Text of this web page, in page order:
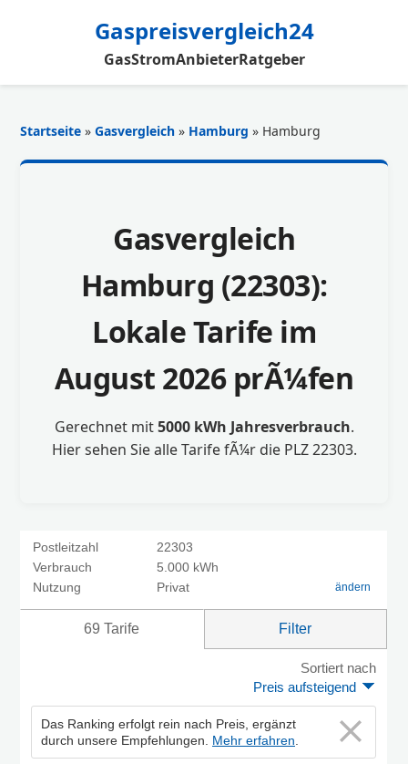
Gaspreisvergleich24
GasStromAnbieterRatgeber
Startseite »Gasvergleich » Hamburg » Hamburg
Gasvergleich
Hamburg (22303):
Lokale Tarife im
August 2026 prÃ¼fen
Gerechnet mit5000 kWh Jahresverbrauch.
Hier sehen Sie alle Tarife fÃ¼r die PLZ 22303.